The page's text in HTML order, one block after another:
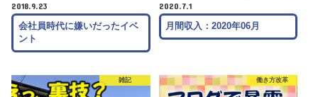
2018.9.23
会社員時代に嫌いだったイベ
ント
2020.7.1
月間収入：2020年06月
雑記 働き方改革